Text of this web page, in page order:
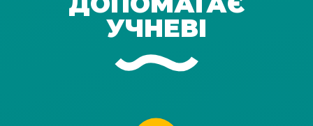
УЧНЕВІ